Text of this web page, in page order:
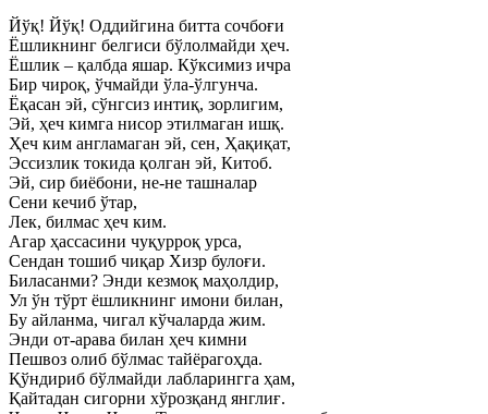
Йўқ! Йўқ! Оддийгина битта сочбоғи
Ёшликнинг белгиси бўлолмайди ҳеч.
Ёшлик – қалбда яшар. Кўксимиз ичра
Бир чироқ, ўчмайди ўла-ўлгунча.
Ёқасан эй, сўнгсиз интиқ, зорлигим,
Эй, ҳеч кимга нисор этилмаган ишқ.
Ҳеч ким англамаган эй, сен, Ҳақиқат,
Эссизлик токида қолган эй, Китоб.
Эй, сир биёбони, не-не ташналар
Сени кечиб ўтар,
Лек, билмас ҳеч ким.
Агар ҳассасини чуқурроқ урса,
Сендан тошиб чиқар Хизр булоғи.
Биласанми? Энди кезмоқ маҳолдир,
Ул ўн тўрт ёшликнинг имони билан,
Бу айланма, чигал кўчаларда жим.
Энди от-арава билан ҳеч кимни
Пешвоз олиб бўлмас тайёрагоҳда.
Қўндириб бўлмайди лабларингга ҳам,
Қайтадан сигорни хўрозқанд янглиғ.